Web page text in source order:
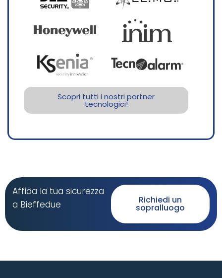
Scopri tutti i nostri partner
tecnologici!
Affida la tua sicurezza
a Bieffedue
Richiedi un
sopralluogo